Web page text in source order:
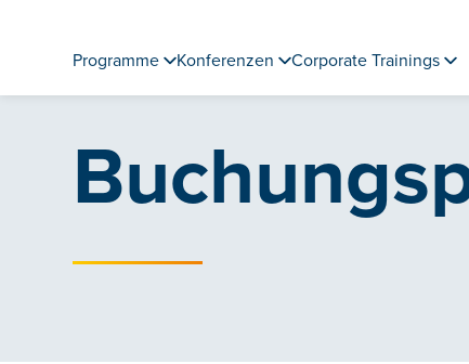
Programme Konferenzen Corporate Trainings